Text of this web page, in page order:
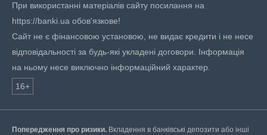
При використанні матеріалів сайту посилання на
https://banki.ua обов'язкове!
Сайт не є фінансовою установою, не видає кредити і не несе
відповідальності за будь-які укладені договори. Інформація
на ньому несе виключно інформаційний характер.
16+
Попередження про ризики. Вкладення в банківські депозити або інші